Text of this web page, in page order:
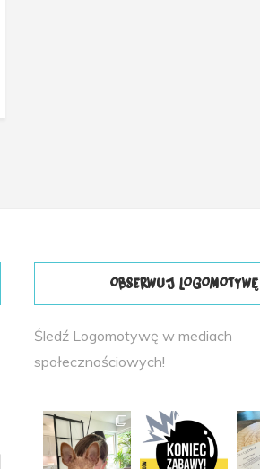
OBSERWUJ LOGOMOTYWĘ
Śledź Logomotywę w mediach
społecznościowych!